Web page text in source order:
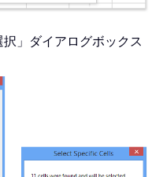
」ダイアログボックス